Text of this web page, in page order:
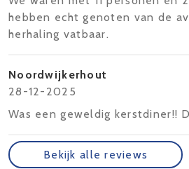
hebben echt genoten van de
herhaling vatbaar.
Noordwijkerhout
28-12-2025
Was een geweldig kerstdiner!!
Bekijk alle reviews